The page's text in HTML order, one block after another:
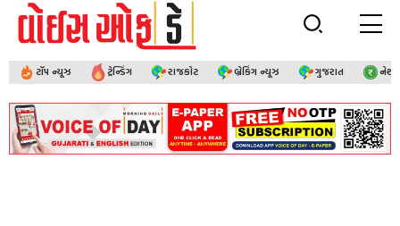
ટૉપ ન્યૂઝ ટ્રેન્ડિંગ રાજકોટ બ્રેકિંગ ન્યૂઝ ગુજરાત